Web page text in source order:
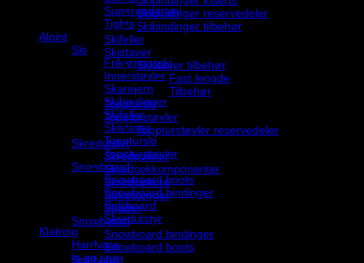
Superundertøy
Tights
Alpint
Ski
Frikjøringsski
Innerstøvler
Skarejern
Skibindinger
Skifeller
Skistaver
Toppturski
Toppturstøvler
Snowboard
Snowboard boots
Snowboard bindinger
Splitboard
Skredutstyr
Klatring
Hardvare
Is og snø
Skibindinger reservedeler
Skibindinger tilbehør
Skifeller
Skistaver
Skistaver tilbehør
Fast lengde
Tilbehør
Toppturski
Toppturstøvler
Toppturstøvler reservedeler
Skredutstyr
Skredpakker
Skredsekkomponenter
Skredsøkere
Søkestenger
Spader
Snowboard
Snowboard bindinger
Snowboard boots
Splitboard